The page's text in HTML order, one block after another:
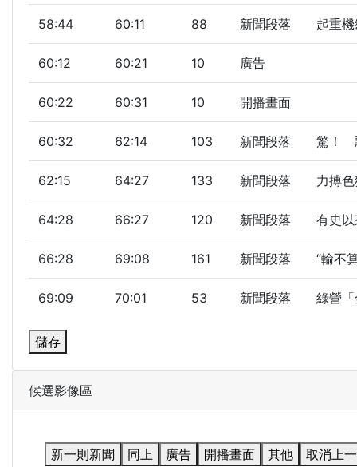
58:44 60:11 88 新聞段落 起重
60:12 60:21 10 廣告
60:22 60:31 10 開播畫面
60:32 62:14 103 新聞段落 驚！
62:15 64:27 133 新聞段落 力搏
64:28 66:27 120 新聞段落 有史
66:28 69:08 161 新聞段落 “輸不
69:09 70:01 53 新聞段落 綠營
儲存
候選影像區
新一則新聞 同上 廣告 開播畫面 其他 取消上